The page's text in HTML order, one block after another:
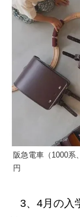
阪急電車（1000系
円
3、4月の入